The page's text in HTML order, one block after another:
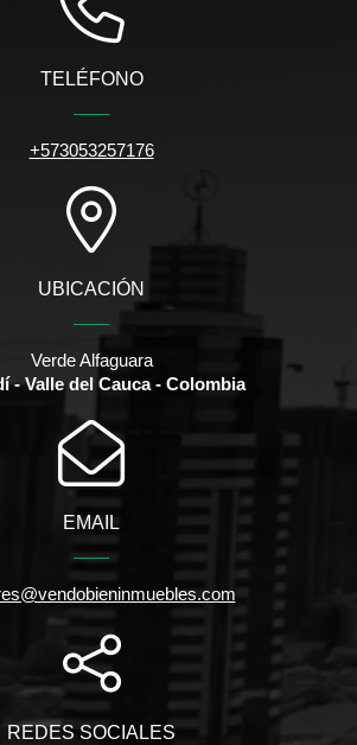
TELÉFONO
+573053257176
UBICACIÓN
Verde Alfaguara
- Valle del Cauca - Colombia
EMAIL
REDES SOCIALES